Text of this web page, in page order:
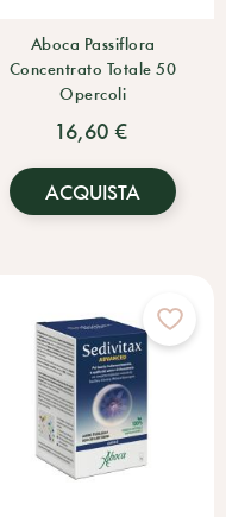
Aboca Passiflora
Concentrato Totale 50
Opercoli
16,60 €
ACQUISTA